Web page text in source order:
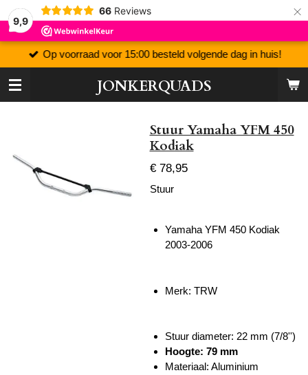
9,9
66 Reviews ×
JONKERQUADS
Op voorraad voor 15:00 besteld volgende dag in huis!
Stuur Yamaha YFM 450
Kodiak
€ 78,95
Stuur
Yamaha YFM 450 Kodiak
2003-2006
Merk: TRW
Stuur diameter: 22 mm (7/8'')
Hoogte: 79 mm
Materiaal: Aluminium